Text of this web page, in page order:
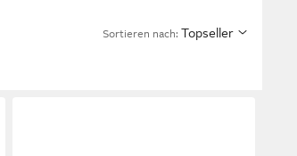
Sortieren nach: Topseller